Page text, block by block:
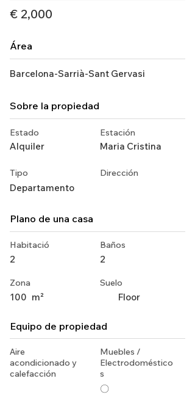
€ 2,000
Área
Barcelona-Sarrià-Sant Gervasi
Sobre la propiedad
Estado
Alquiler
Estación
Maria Cristina
Tipo
Departamento
Dirección
Plano de una casa
Habitació
2
Zona
100 m²
Baños
2
Suelo
Floor
Equipo de propiedad
Aire
acondicionado y
calefacción
Muebles /
Electrodoméstico
s
〇